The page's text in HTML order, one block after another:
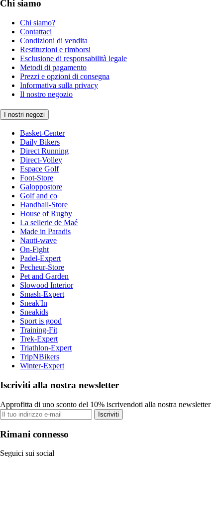
Chi siamo
Chi siamo?
Contattaci
Condizioni di vendita
Restituzioni e rimborsi
Esclusione di responsabilità legale
Metodi di pagamento
Prezzi e opzioni di consegna
Informativa sulla privacy
Il nostro negozio
I nostri negozi
Basket-Center
Daily Bikers
Direct Running
Direct-Volley
Espace Golf
Foot-Store
Galoppostore
Golf and co
Handball-Store
House of Rugby
La sellerie de Maé
Made in Paradis
Nauti-wave
On-Fight
Padel-Expert
Pecheur-Store
Pet and Garden
Slowood Interior
Smash-Expert
Sneak'In
Sneakids
Sport is good
Training-Fit
Trek-Expert
Triathlon-Expert
TripNBikers
Winter-Expert
Iscriviti alla nostra newsletter
Approfitta di uno sconto del 10% iscrivendoti alla nostra newsletter
Iscriviti
Rimani connesso
Seguici sui social